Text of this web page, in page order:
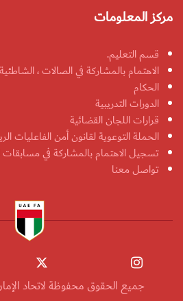
مركز المعلومات
قسم التعليم.
الاهتمام بالمشاركة في الصالات ،
الحكام
الدورات التدريبية
قرارات اللجان القضائية
الحملة التوعوية لقانون أمن الفاعليات
تسجيل الاهتمام بالمشاركة في مسابقات
تواصل معنا
جميع الحقوق محفوظة لاتحاد